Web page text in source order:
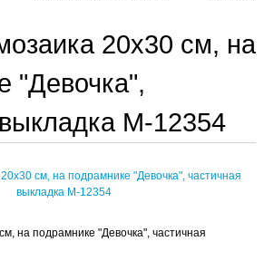
20х30 см, на
"Девочка",
M-12354
на подрамнике "Девочка", частичная